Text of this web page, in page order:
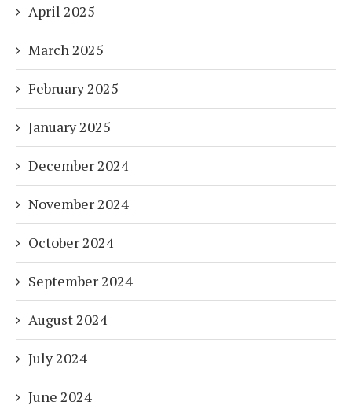
April 2025
March 2025
February 2025
January 2025
December 2024
November 2024
October 2024
September 2024
August 2024
July 2024
June 2024